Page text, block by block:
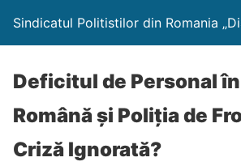
Sindicatul Politistilor din Romania
Deficitul de Personal
Română și Poliția de
Criză Ignorată?